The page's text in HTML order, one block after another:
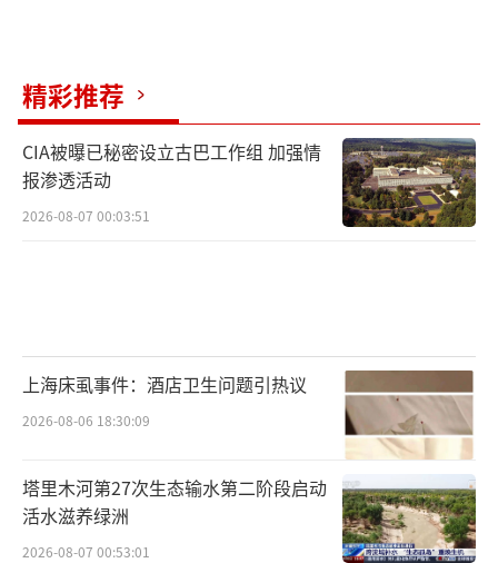
精彩推荐
CIA被曝已秘密设立古巴工作组 加强情
报渗透活动
2026-08-07 00:03:51
上海床虱事件：酒店卫生问题引热议
2026-08-06 18:30:09
塔里木河第27次生态输水第二阶段启动
活水滋养绿洲
2026-08-07 00:53:01